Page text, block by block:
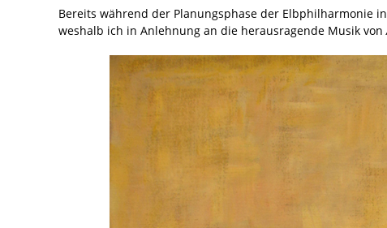
Bereits während der Planungsphase der Elbphilharmonie
weshalb ich in Anlehnung an die herausragende Musik von